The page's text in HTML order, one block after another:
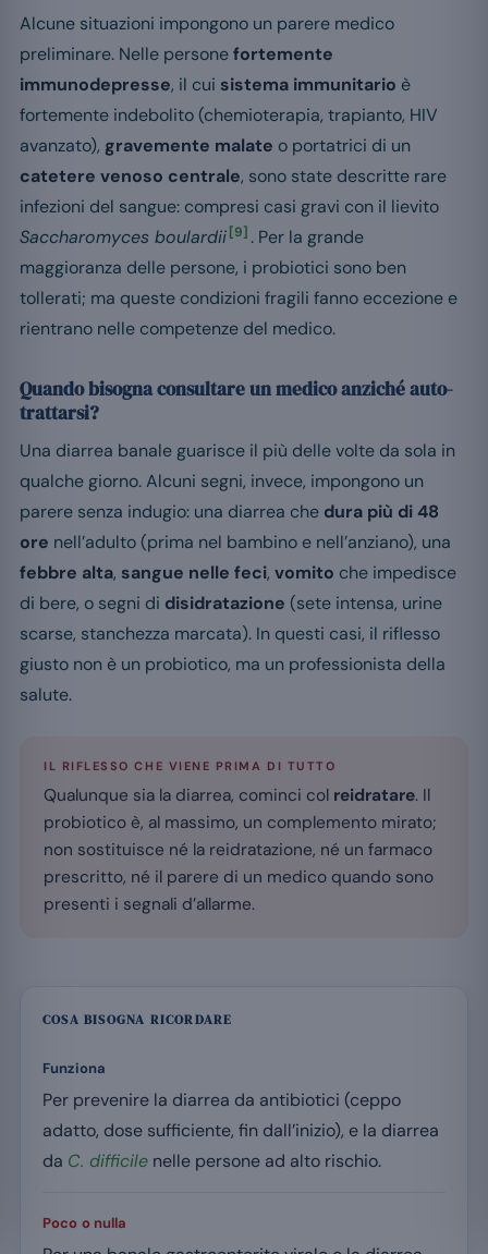
Alcune situazioni impongono un parere medico
preliminare. Nelle personefortemente
immunodepresse, il cui sistema immunitario è
fortemente indebolito (chemioterapia, trapianto, HIV
avanzato), gravemente malate o portatrici di un
catetere venoso centrale, sono state descritte rare
infezioni del sangue: compresi casi gravi con il lievito
Saccharomyces boulardii [9] . Per la grande
maggioranza delle persone, i probiotici sono ben
tollerati; ma queste condizioni fragili fanno eccezione e
rientrano nelle competenze del medico.
Quando bisogna consultare un medico anziché auto-
trattarsi?
Una diarrea banale guarisce il più delle volte da sola in
qualche giorno. Alcuni segni, invece, impongono un
parere senza indugio: una diarrea che dura più di 48
ore nell’adulto (prima nel bambino e nell’anziano), una
febbre alta, sangue nelle feci, vomito che impedisce
di bere, o segni di disidratazione (sete intensa, urine
scarse, stanchezza marcata). In questi casi, il riflesso
giusto non è un probiotico, ma un professionista della
salute.
IL RIFLESSO CHE VIENE PRIMA DI TUTTO
Qualunque sia la diarrea, cominci col reidratare. Il
probiotico è, al massimo, un complemento mirato;
non sostituisce né la reidratazione, né un farmaco
prescritto, né il parere di un medico quando sono
presenti i segnali d’allarme.
COSA BISOGNA RICORDARE
Funziona
Per prevenire la diarrea da antibiotici (ceppo
adatto, dose sufficiente, fin dall’inizio), e la diarrea
da C. difficile nelle persone ad alto rischio.
Poco o nulla